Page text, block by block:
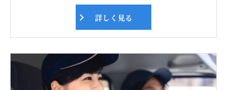
詳しく見る